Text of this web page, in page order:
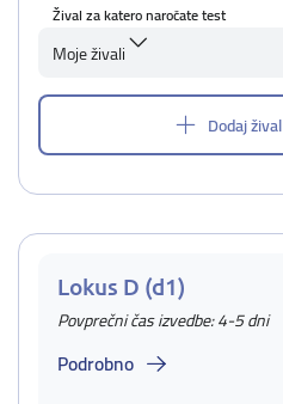
Žival za katero naročate test
Moje živali
Dodaj žival
Lokus D (d1)
Povprečni čas izvedbe: 4-5 dni
Podrobno